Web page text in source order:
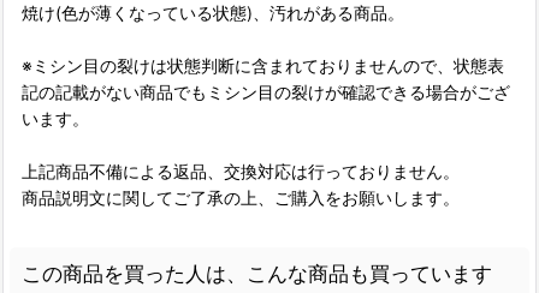
焼け(色が薄くなっている状態)、汚れがある商品。
※ミシン目の裂けは状態判断に含まれておりませんので、状態表
記の記載がない商品でもミシン目の裂けが確認できる場合がござ
います。
上記商品不備による返品、交換対応は行っておりません。
商品説明文に関してご了承の上、ご購入をお願いします。
この商品を買った人は、こんな商品も買っています